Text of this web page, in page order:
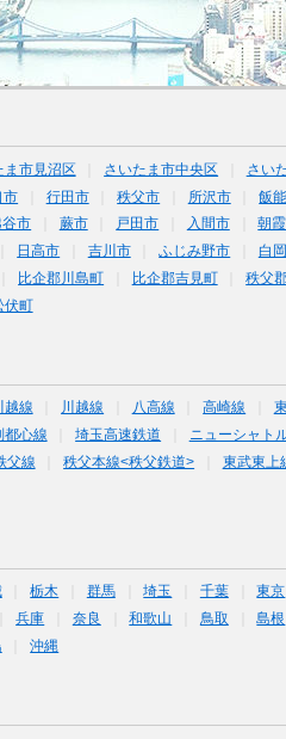
ま市見沼区 さいたま市中央区 さい
市 行田市 秩父市 所沢市 飯
谷市 蕨市 戸田市 入間市 朝
日高市 吉川市 ふじみ野市 白
比企郡川島町 比企郡吉見町 秩父
伏町
越線 川越線 八高線 高崎線
都心線 埼玉高速鉄道 ニューシャト
父線 秩父本線<秩父鉄道> 東武東上
栃木 群馬 埼玉 千葉 東京
兵庫 奈良 和歌山 鳥取 島根
沖縄